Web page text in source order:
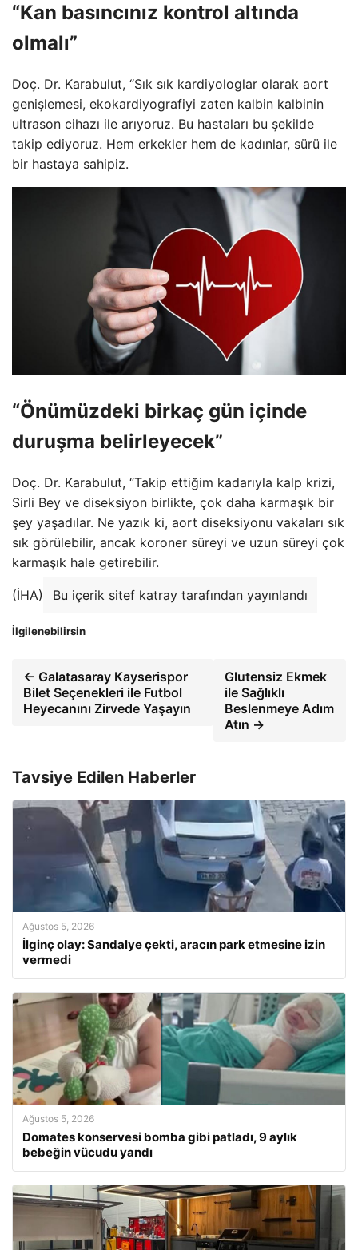
“Kan basıncınız kontrol altında
olmalı”
Doç. Dr. Karabulut, “Sık sık kardiyologlar olarak aort
genişlemesi, ekokardiyografiyi zaten kalbin kalbinin
ultrason cihazı ile arıyoruz. Bu hastaları bu şekilde
takip ediyoruz. Hem erkekler hem de kadınlar, sürü ile
bir hastaya sahipiz.
“Önümüzdeki birkaç gün içinde
duruşma belirleyecek”
Doç. Dr. Karabulut, “Takip ettiğim kadarıyla kalp krizi,
Sirli Bey ve diseksiyon birlikte, çok daha karmaşık bir
şey yaşadılar. Ne yazık ki, aort diseksiyonu vakaları sık
sık görülebilir, ancak koroner süreyi ve uzun süreyi çok
karmaşık hale getirebilir.
(İHA) Bu içerik sitef katray tarafından yayınlandı
İlgilenebilirsin
← Galatasaray Kayserispor
Bilet Seçenekleri ile Futbol
Heyecanını Zirvede Yaşayın
Glutensiz Ekmek
ile Sağlıklı
Beslenmeye Adım
Atın →
Tavsiye Edilen Haberler
Ağustos 5, 2026
İlginç olay: Sandalye çekti, aracın park etmesine izin
vermedi
Ağustos 5, 2026
Domates konservesi bomba gibi patladı, 9 aylık
bebeğin vücudu yandı